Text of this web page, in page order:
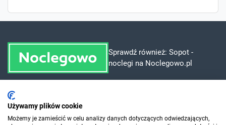
Sprawdź również: Sopot -
noclegi na Noclegowo.pl
Dla szukających
Używamy plików cookie
Możemy je zamieścić w celu analizy danych dotyczących odwiedzających,